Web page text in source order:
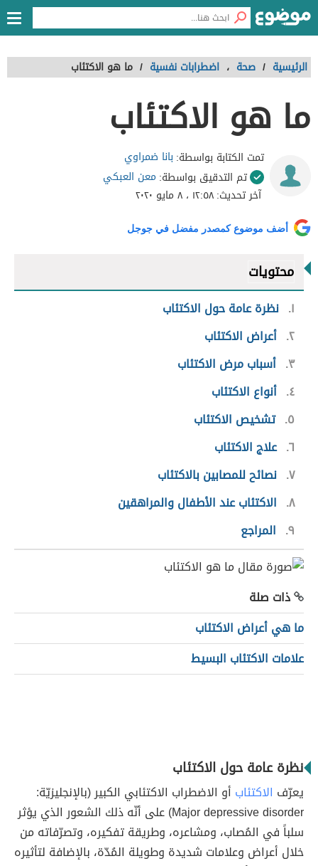
الرئيسية / صحة ، اضطرابات نفسية / ما هو الاكتئاب
ما هو الاكتئاب
تمت الكتابة بواسطة: بانا ضمراوي
تم التدقيق بواسطة: معن العبكي
آخر تحديث:١٢:٥٨ ، ٨ مايو ٢٠٢٠
أضف موضوع كمصدر مفضل في جوجل
محتويات
١ نظرة عامة حول الاكتئاب
٢ أعراض الاكتئاب
٣ أسباب مرض الاكتئاب
٤ أنواع الاكتئاب
٥ تشخيص الاكتئاب
٦ علاج الاكتئاب
٧ نصائح للمصابين بالاكتئاب
٨ الاكتئاب عند الأطفال والمراهقين
٩ المراجع
ذات صلة
ما هي أعراض الاكتئاب
علامات الاكتئاب البسيط
نظرة عامة حول الاكتئاب
يعرّف الاكتئاب أو الاضطراب الاكتئابي الكبير (بالإنجليزيّة:
Major depressive disorder) على أنّه ذلك الشعور الذي يؤثر
سلباً في المُصاب، ومشاعره، وطريقة تفكيره، وتصرّفاته من
خلال أعراض وعلامات شديدة وطويلة المُدّة، بالإضافة لتأثيره